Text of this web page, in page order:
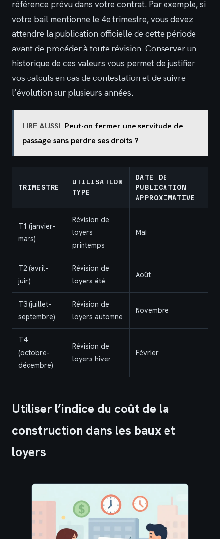
référence prévu dans votre contrat. Par exemple, si
votre bail mentionne le 4e trimestre, vous devez
attendre la publication officielle de cette période
avant de procéder à toute révision. Conserver un
historique de ces valeurs vous permet de justifier
vos calculs en cas de contestation et de suivre
l’évolution sur plusieurs années.
LIRE AUSSI Peut-on fermer une servitude de
passage sans perdre ses droits ?
TRIMESTRE
UTILISATION
TYPE
DATE DE
PUBLICATION
APPROXIMATIVE
T1 (janvier-
mars)
Révision de
loyers
printemps
Mai
T2 (avril-
juin)
Révision de
loyers été
Août
T3 (juillet-
septembre)
Révision de
loyers automne
Novembre
T4
(octobre-
décembre)
Révision de
loyers hiver
Février
Utiliser l’indice du coût de la
construction dans les baux et
loyers